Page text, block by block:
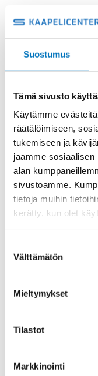
Suostumus
Tämä sivusto
Käytämme
räätälöimiseen,
tukemiseen ja
jaamme
alan
sivustoamme.
tietoja muihin
kerätty, kun olet
valinta
Välttämätön
Mieltymykset
Tilastot
Markkinointi
Valmistaja
Kierteen Pituus Gl
Tuotenimi/Malli
Etim 7
Materiaali
Kierre
Ulkokierre Ag
Normen
Min [C]
Max [C]
Käyttölämpötila
Avaimenkuva 1 [Mm]
Halkasija Min.[Mm]
Halkaisija Max. [Mm]